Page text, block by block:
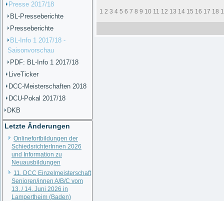
Presse 2017/18
BL-Presseberichte
Presseberichte
BL-Info 1 2017/18 -
Saisonvorschau
PDF: BL-Info 1 2017/18
LiveTicker
DCC-Meisterschaften 2018
DCU-Pokal 2017/18
DKB
Letzte Änderungen
Onlinefortbildungen der
SchiedsrichterInnen 2026
und Information zu
Neuausbildungen
11. DCC Einzelmeisterschaft
Senioren/innen A/B/C vom
13. / 14. Juni 2026 in
Lampertheim (Baden)
1 2 3 4 5 6 7 8 9 10 11 12 13 14 15 16 17 18